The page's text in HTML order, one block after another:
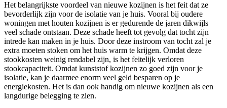
Het belangrijkste voordeel van nieuwe kozijnen is het feit dat ze
bevorderlijk zijn voor de isolatie van je huis. Vooral bij oudere
woningen met houten kozijnen is er gedurende de jaren dikwijls
veel schade ontstaan. Deze schade heeft tot gevolg dat tocht zijn
intrede kan maken in je huis. Door deze instroom van tocht zal je
extra moeten stoken om het huis warm te krijgen. Omdat deze
stookkosten weinig rendabel zijn, is het feitelijk verloren
stookcapaciteit. Omdat kunststof kozijnen zo goed zijn voor je
isolatie, kan je daarmee enorm veel geld besparen op je
energiekosten. Het is dan ook handig om nieuwe kozijnen als een
langdurige belegging te zien.